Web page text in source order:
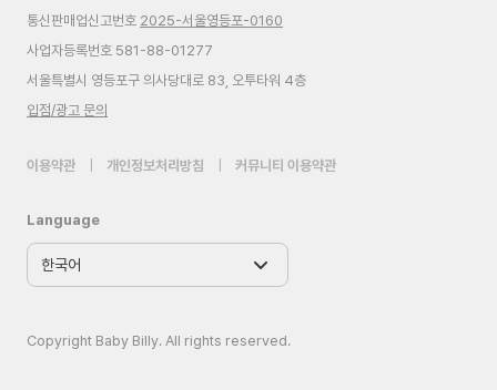
통신판매업신고번호 2025-서울영등포-0160
사업자등록번호 581-88-01277
서울특별시 영등포구 의사당대로 83, 오투타워 4층
입점/광고 문의
이용약관 개인정보처리방침 커뮤니티 이용약관
Language
Copyright Baby Billy. All rights reserved.